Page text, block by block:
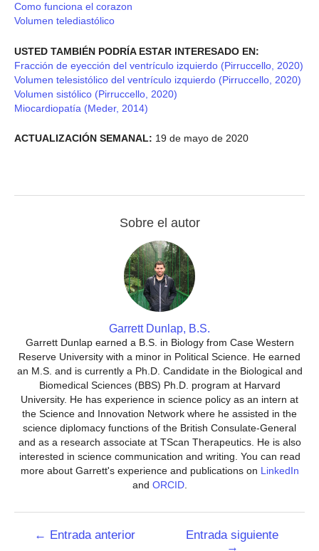
Como funciona el corazon
Volumen telediastólico
USTED TAMBIÉN PODRÍA ESTAR INTERESADO EN:
Fracción de eyección del ventrículo izquierdo (Pirruccello, 2020)
Volumen telesistólico del ventrículo izquierdo (Pirruccello, 2020)
Volumen sistólico (Pirruccello, 2020)
Miocardiopatía (Meder, 2014)
ACTUALIZACIÓN SEMANAL: 19 de mayo de 2020
Sobre el autor
Garrett Dunlap, B.S.
Garrett Dunlap earned a B.S. in Biology from Case Western
Reserve University with a minor in Political Science. He earned
an M.S. and is currently a Ph.D. Candidate in the Biological and
Biomedical Sciences (BBS) Ph.D. program at Harvard
University. He has experience in science policy as an intern at
the Science and Innovation Network where he assisted in the
science diplomacy functions of the British Consulate-General
and as a research associate at TScan Therapeutics. He is also
interested in science communication and writing. You can read
more about Garrett's experience and publications on LinkedIn
and ORCID.
Navegación
← Entrada anterior
Entrada siguiente
→